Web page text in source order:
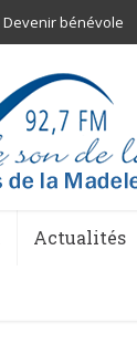
Devenir bénévole
Actualités